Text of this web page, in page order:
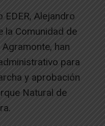
Alejandro
la Comunidad de
han
para
y aprobación
Natural de